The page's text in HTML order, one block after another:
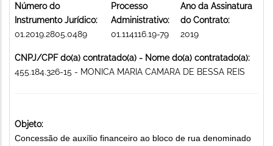
Número do
Instrumento Jurídico:
01.2019.2805.0489
Processo
Administrativo:
01.114116.19-79
Ano da Assinatura
do Contrato:
2019
CNPJ/CPF do(a) contratado(a) - Nome do(a) contratado(a):
455.184.326-15 - MONICA MARIA CAMARA DE BESSA REIS
Objeto:
Concessão de auxílio financeiro ao bloco de rua denominado